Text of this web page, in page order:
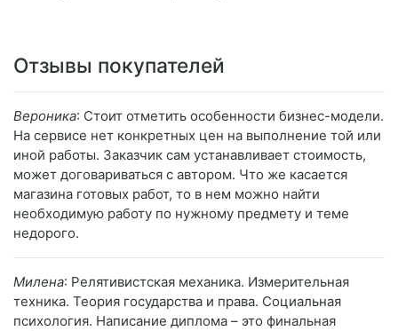
Отзывы покупателей
Вероника: Стоит отметить особенности бизнес-модели.
На сервисе нет конкретных цен на выполнение той или
иной работы. Заказчик сам устанавливает стоимость,
может договариваться с автором. Что же касается
магазина готовых работ, то в нем можно найти
необходимую работу по нужному предмету и теме
недорого.
Милена: Релятивистская механика. Измерительная
техника. Теория государства и права. Социальная
психология. Написание диплома – это финальная